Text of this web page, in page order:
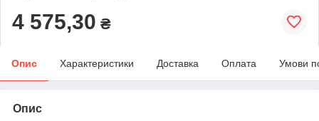
4 575,30 ₴
Опис Характеристики Доставка Оплата Умови
Опис